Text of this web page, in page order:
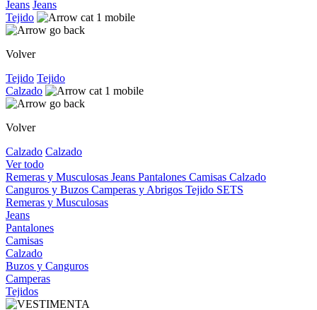
Jeans Jeans
Tejido
Volver
Tejido Tejido
Calzado
Volver
Calzado Calzado
Ver todo
Remeras y Musculosas Jeans Pantalones Camisas Calzado
Canguros y Buzos Camperas y Abrigos Tejido SETS
Remeras y Musculosas
Jeans
Pantalones
Camisas
Calzado
Buzos y Canguros
Camperas
Tejidos